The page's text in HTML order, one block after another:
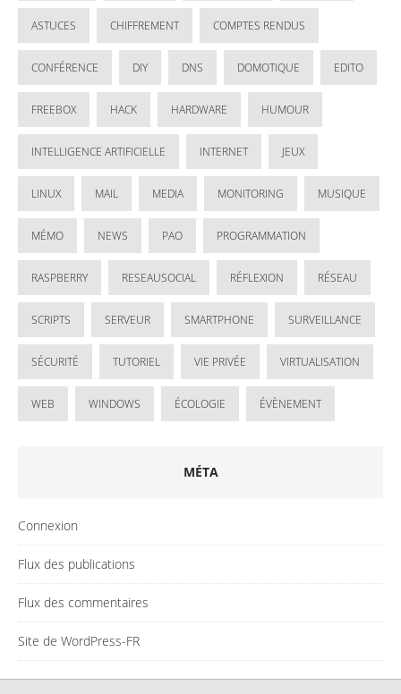
ASTUCES CHIFFREMENT COMPTES RENDUS
CONFÉRENCE DIY DNS DOMOTIQUE EDITO
FREEBOX HACK HARDWARE HUMOUR
INTELLIGENCE ARTIFICIELLE INTERNET JEUX
LINUX MAIL MEDIA MONITORING MUSIQUE
MÉMO NEWS PAO PROGRAMMATION
RASPBERRY RESEAUSOCIAL RÉFLEXION RÉSEAU
SCRIPTS SERVEUR SMARTPHONE SURVEILLANCE
SÉCURITÉ TUTORIEL VIE PRIVÉE VIRTUALISATION
WEB WINDOWS ÉCOLOGIE ÉVÈNEMENT
MÉTA
Connexion
Flux des publications
Flux des commentaires
Site de WordPress-FR